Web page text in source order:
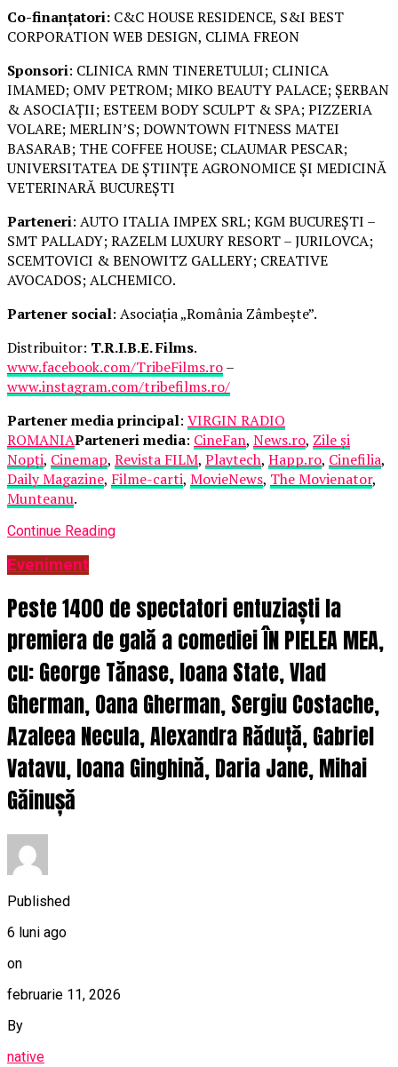
Co-finanțatori: C&C HOUSE RESIDENCE, S&I BEST
CORPORATION WEB DESIGN, CLIMA FREON
Sponsori: CLINICA RMN TINERETULUI; CLINICA
IMAMED; OMV PETROM; MIKO BEAUTY PALACE; ȘERBAN
& ASOCIAȚII; ESTEEM BODY SCULPT & SPA; PIZZERIA
VOLARE; MERLIN’S; DOWNTOWN FITNESS MATEI
BASARAB; THE COFFEE HOUSE; CLAUMAR PESCAR;
UNIVERSITATEA DE ȘTIINȚE AGRONOMICE ȘI MEDICINĂ
VETERINARĂ BUCUREȘTI
Parteneri: AUTO ITALIA IMPEX SRL; KGM BUCUREȘTI –
SMT PALLADY; RAZELM LUXURY RESORT – JURILOVCA;
SCEMTOVICI & BENOWITZ GALLERY; CREATIVE
AVOCADOS; ALCHEMICO.
Partener social: Asociația „România Zâmbește”.
Distribuitor: T.R.I.B.E. Films.
www.facebook.com/TribeFilms.ro–
www.instagram.com/tribefilms.ro/
Partener media principal: VIRGIN RADIO
ROMANIAParteneri media: CineFan, News.ro, Zile și
Nopți, Cinemap, Revista FILM, Playtech, Happ.ro, Cinefilia,
Daily Magazine, Filme-carti, MovieNews, The Movienator,
Munteanu.
Continue Reading
Eveniment
Peste 1400 de spectatori entuziaști la
premiera de gală a comediei ÎN PIELEA MEA,
cu: George Tănase, Ioana State, Vlad
Gherman, Oana Gherman, Sergiu Costache,
Azaleea Necula, Alexandra Răduță, Gabriel
Vatavu, Ioana Ginghină, Daria Jane, Mihai
Găinușă
Published
6 luni ago
on
februarie 11, 2026
By
native